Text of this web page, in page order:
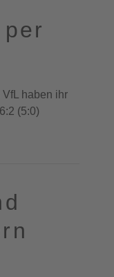
haben ihr
(5:0)